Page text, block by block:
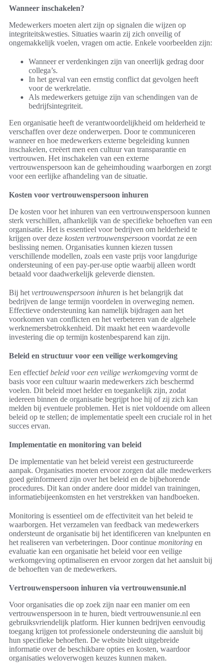
Wanneer inschakelen?
Medewerkers moeten alert zijn op signalen die wijzen op
integriteitskwesties. Situaties waarin zij zich onveilig of
ongemakkelijk voelen, vragen om actie. Enkele voorbeelden zijn:
Wanneer er verdenkingen zijn van oneerlijk gedrag door
collega’s.
In het geval van een ernstig conflict dat gevolgen heeft
voor de werkrelatie.
Als medewerkers getuige zijn van schendingen van de
bedrijfsintegriteit.
Een organisatie heeft de verantwoordelijkheid om helderheid te
verschaffen over deze onderwerpen. Door te communiceren
wanneer en hoe medewerkers externe begeleiding kunnen
inschakelen, creëert men een cultuur van transparantie en
vertrouwen. Het inschakelen van een externe
vertrouwenspersoon kan de geheimhouding waarborgen en zorgt
voor een eerlijke afhandeling van de situatie.
Kosten voor vertrouwenspersoon inhuren
De kosten voor het inhuren van een vertrouwenspersoon kunnen
sterk verschillen, afhankelijk van de specifieke behoeften van een
organisatie. Het is essentieel voor bedrijven om helderheid te
krijgen over deze kosten vertrouwenspersoon voordat ze een
beslissing nemen. Organisaties kunnen kiezen tussen
verschillende modellen, zoals een vaste prijs voor langdurige
ondersteuning of een pay-per-use optie waarbij alleen wordt
betaald voor daadwerkelijk geleverde diensten.
Bij het vertrouwenspersoon inhuren is het belangrijk dat
bedrijven de lange termijn voordelen in overweging nemen.
Effectieve ondersteuning kan namelijk bijdragen aan het
voorkomen van conflicten en het verbeteren van de algehele
werknemersbetrokkenheid. Dit maakt het een waardevolle
investering die op termijn kostenbesparend kan zijn.
Beleid en structuur voor een veilige werkomgeving
Een effectiefbeleid voor een veilige werkomgeving vormt de
basis voor een cultuur waarin medewerkers zich beschermd
voelen. Dit beleid moet helder en toegankelijk zijn, zodat
iedereen binnen de organisatie begrijpt hoe hij of zij zich kan
melden bij eventuele problemen. Het is niet voldoende om alleen
beleid op te stellen; de implementatie speelt een cruciale rol in het
succes ervan.
Implementatie en monitoring van beleid
De implementatie van het beleid vereist een gestructureerde
aanpak. Organisaties moeten ervoor zorgen dat alle medewerkers
goed geïnformeerd zijn over het beleid en de bijbehorende
procedures. Dit kan onder andere door middel van trainingen,
informatiebijeenkomsten en het verstrekken van handboeken.
Monitoring is essentieel om de effectiviteit van het beleid te
waarborgen. Het verzamelen van feedback van medewerkers
ondersteunt de organisatie bij het identificeren van knelpunten en
het realiseren van verbeteringen. Door continue monitoring en
evaluatie kan een organisatie het beleid voor een veilige
werkomgeving optimaliseren en ervoor zorgen dat het aansluit bij
de behoeften van de medewerkers.
Vertrouwenspersoon inhuren via vertrouwensunie.nl
Voor organisaties die op zoek zijn naar een manier om een
vertrouwenspersoon in te huren, biedt vertrouwensunie.nl een
gebruiksvriendelijk platform. Hier kunnen bedrijven eenvoudig
toegang krijgen tot professionele ondersteuning die aansluit bij
hun specifieke behoeften. De website biedt uitgebreide
informatie over de beschikbare opties en kosten, waardoor
organisaties weloverwogen keuzes kunnen maken.